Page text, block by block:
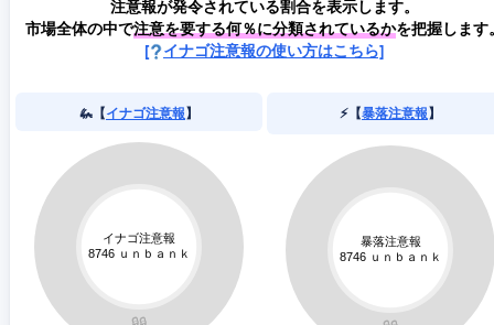
注意報が発令されている割合を表示します。
市場全体の中で注意を要する何％に分類されているかを把握します
[
イナゴ注意報の使い方はこちら]
🦗【イナゴ注意報】 ⚡️【暴落注意報】